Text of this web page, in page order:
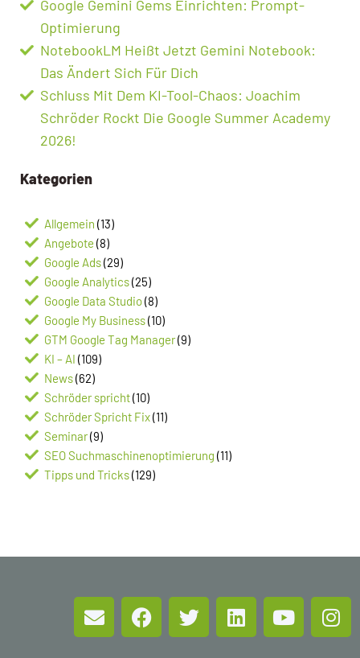
Google Gemini Gems Einrichten: Prompt-
Optimierung
NotebookLM Heißt Jetzt Gemini Notebook:
Das Ändert Sich Für Dich
Schluss Mit Dem KI-Tool-Chaos: Joachim
Schröder Rockt Die Google Summer Academy
2026!
Kategorien
Allgemein (13)
Angebote (8)
Google Ads(29)
Google Analytics(25)
Google Data Studio(8)
Google My Business(10)
GTM Google Tag Manager(9)
KI – AI (109)
News(62)
Schröder spricht(10)
Schröder Spricht Fix(11)
Seminar(9)
SEO Suchmaschinenoptimierung (11)
Tipps und Tricks(129)